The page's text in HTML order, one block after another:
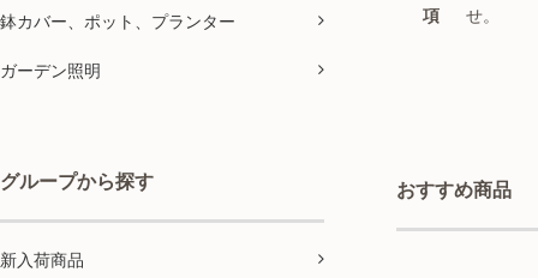
鉢カバー、ポット、プランター
ガーデン照明
グループから探す
新入荷商品
項
せ。
おすすめ商品